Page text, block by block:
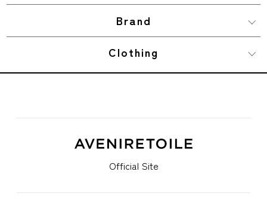
Brand
Clothing
Official Site